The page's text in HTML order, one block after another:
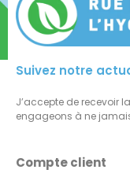
Suivez notre
J’accepte de recevoir
engageons à ne
Compte client